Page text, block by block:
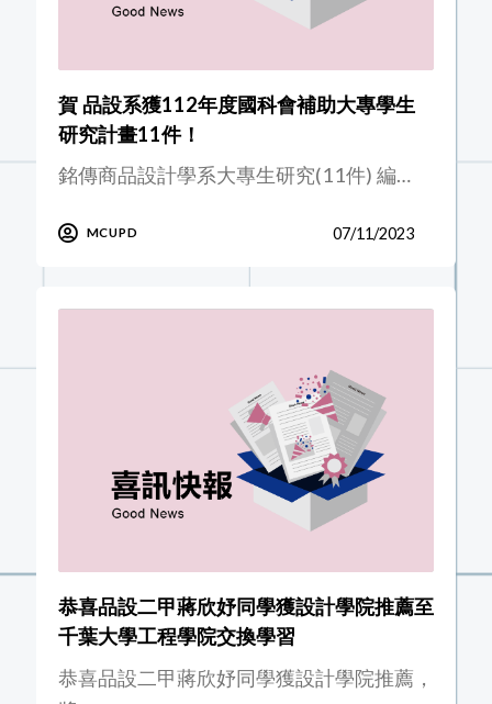
賀 品設系獲112年度國科會補助大專學生
研究計畫11件！
銘傳商品設計學系大專生研究(11件) 編…
MCUPD 07/11/2023
恭喜品設二甲蔣欣妤同學獲設計學院推薦至
千葉大學工程學院交換學習
恭喜品設二甲蔣欣妤同學獲設計學院推薦，